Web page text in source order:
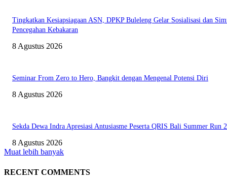
Tingkatkan Kesiapsiagaan ASN, DPKP Buleleng Gelar Sosialisasi dan
Pencegahan Kebakaran
8 Agustus 2026
Seminar From Zero to Hero, Bangkit dengan Mengenal Potensi Diri
8 Agustus 2026
Sekda Dewa Indra Apresiasi Antusiasme Peserta QRIS Bali Summer Run
8 Agustus 2026
Muat lebih banyak
RECENT COMMENTS